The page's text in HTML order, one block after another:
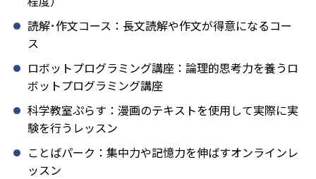
読解･作文コース：長文読解や作文が得意になるコー
ス
ロボットプログラミング講座：論理的思考力を養うロ
ボットプログラミング講座
科学教室ぷらす：漫画のテキストを使用して実際に実
験を行うレッスン
ことばパーク：集中力や記憶力を伸ばすオンラインレ
ッスン